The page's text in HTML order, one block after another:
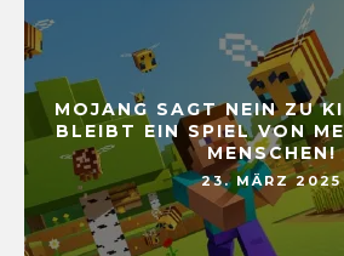
MOJANG SAGT NEIN ZU
BLEIBT EIN SPIEL VON
MENSCHEN!
23. MÄRZ 2025